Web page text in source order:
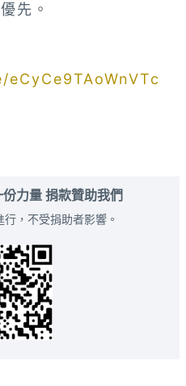
先。
力量 捐款贊助我們
，不受捐助者影響。